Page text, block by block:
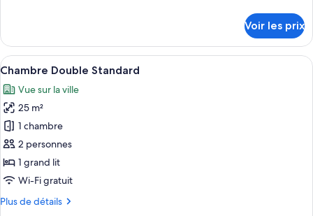
de
chambre :
Chambre
le
type
de
Chambre
Voir les prix
Afficher
toutes
les
photos
pour
ce
type
de
chambre :
Chambre
Une chambre d’hôtel avec un
6
Chambre Double Standard
Vue sur la ville
25 m²
1 chambre
2 personnes
1 grand lit
Wi-Fi gratuit
Plus de détails
Plus